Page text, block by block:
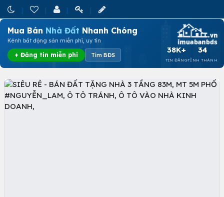
Mua Bán Nhà Đất Nhanh Chóng
Kênh bất động sản miễn phí, uy tín
+ Đăng tin miễn phí Tìm BĐS
38K+
TIN ĐĂNG
34
TỈNH THÀNH